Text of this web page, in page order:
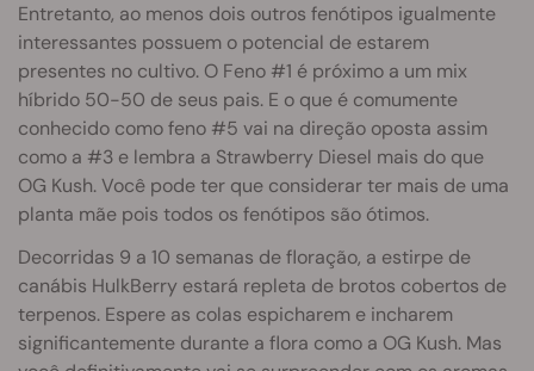
Entretanto, ao menos dois outros fenótipos igualmente
interessantes possuem o potencial de estarem
presentes no cultivo. O Feno #1 é próximo a um mix
híbrido 50-50 de seus pais. E o que é comumente
conhecido como feno #5 vai na direção oposta assim
como a #3 e lembra a Strawberry Diesel mais do que
OG Kush. Você pode ter que considerar ter mais de uma
planta mãe pois todos os fenótipos são ótimos.
Decorridas 9 a 10 semanas de floração, a estirpe de
canábis HulkBerry estará repleta de brotos cobertos de
terpenos. Espere as colas espicharem e incharem
significantemente durante a flora como a OG Kush. Mas